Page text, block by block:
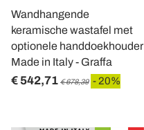
Wandhangende
keramische wastafel met
optionele handdoekhouder
Made in Italy - Graffa
€ 542,71 € 678,39 - 20%